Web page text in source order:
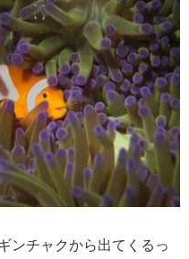
ンチャクから出てくるっ